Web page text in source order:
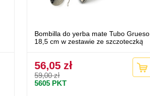
Bombilla do yerba mate Tubo Grueso
18,5 cm w zestawie ze szczoteczką
56,05 zł
59,00 zł
5605 PKT